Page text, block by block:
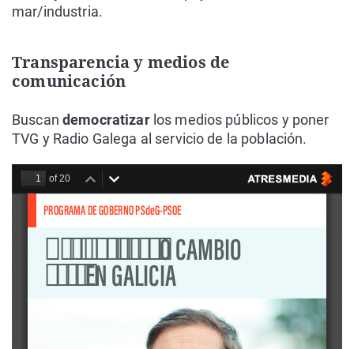
mar/industria.
Transparencia y medios de
comunicación
Buscan democratizar los medios públicos y poner
TVG y Radio Galega al servicio de la población.